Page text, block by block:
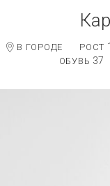
В ГОРОДЕ РОСТ
ОБУВЬ 37